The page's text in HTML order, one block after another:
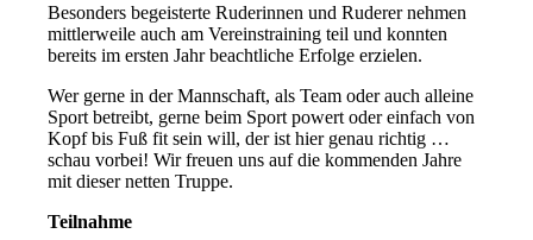
Besonders begeisterte Ruderinnen und Ruderer nehmen
mittlerweile auch am Vereinstraining teil und konnten
bereits im ersten Jahr beachtliche Erfolge erzielen.
Wer gerne in der Mannschaft, als Team oder auch alleine
Sport betreibt, gerne beim Sport powert oder einfach von
Kopf bis Fuß fit sein will, der ist hier genau richtig …
schau vorbei! Wir freuen uns auf die kommenden Jahre
mit dieser netten Truppe.
Teilnahme